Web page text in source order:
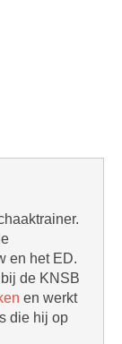
en het ED.
de KNSB
en werkt
die hij op